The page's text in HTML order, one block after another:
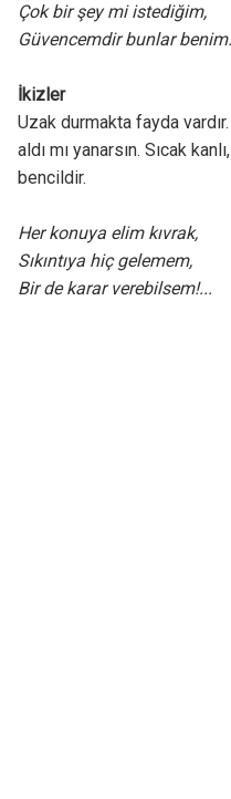
Çok bir şey mi istediğim,
Güvencemdir bunlar
İkizler
Uzak durmakta fayda
aldı mı yanarsın. Sıcak
bencildir.
Her konuya elim kıvrak,
Sıkıntıya hiç gelemem,
Bir de karar verebilsem!...